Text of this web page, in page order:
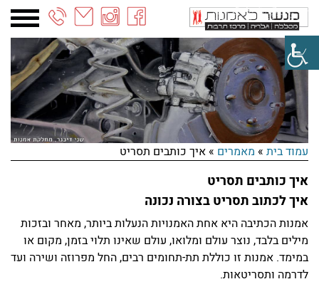
03-
6887090
עמוד בית » מאמרים »איך כותבים תסריט
איך כותבים תסריט
איך לכתוב תסריט בצורה נכונה
אמנות הכתיבה היא אחת האמנויות הנעלות ביותר, מאחר ובזכות
מילים בלבד, נוצר עולם ומלואו, עולם שאינו תלוי בזמן, מקום או
במימד. אמנות זו כוללת תת-תחומים רבים, החל מפרוזה ושירה ועד
לדרמה ותסריטאות.